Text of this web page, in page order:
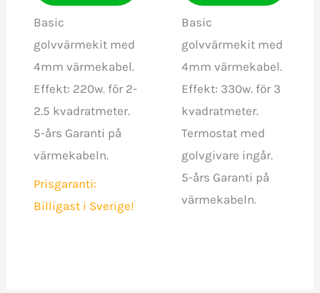
Basic
golvvärmekit med
4mm värmekabel.
Effekt: 220w. för 2-
2.5 kvadratmeter.
5-års Garanti på
värmekabeln.
Prisgaranti:
Billigast i Sverige!
Basic
golvvärmekit med
4mm värmekabel.
Effekt: 330w. för 3
kvadratmeter.
Termostat med
golvgivare ingår.
5-års Garanti på
värmekabeln.